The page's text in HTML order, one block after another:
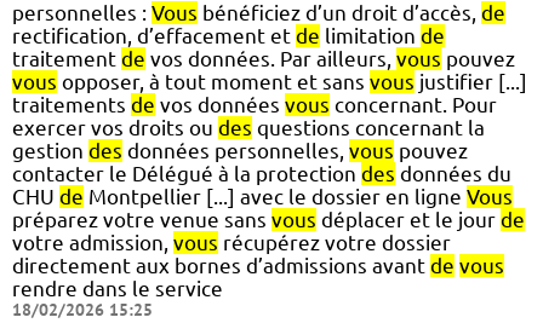
personnelles : Vous bénéficiez d’un droit d’accès, de
rectification, d’effacement et de limitation de
traitement de vos données. Par ailleurs, vous pouvez
vous opposer, à tout moment et sans vous justifier [...]
traitements de vos données vous concernant. Pour
exercer vos droits ou des questions concernant la
gestion des données personnelles, vous pouvez
contacter le Délégué à la protection des données du
CHU de Montpellier [...] avec le dossier en ligne Vous
préparez votre venue sans vous déplacer et le jour de
votre admission, vous récupérez votre dossier
directement aux bornes d’admissions avant de vous
rendre dans le service
18/02/2026 15:25